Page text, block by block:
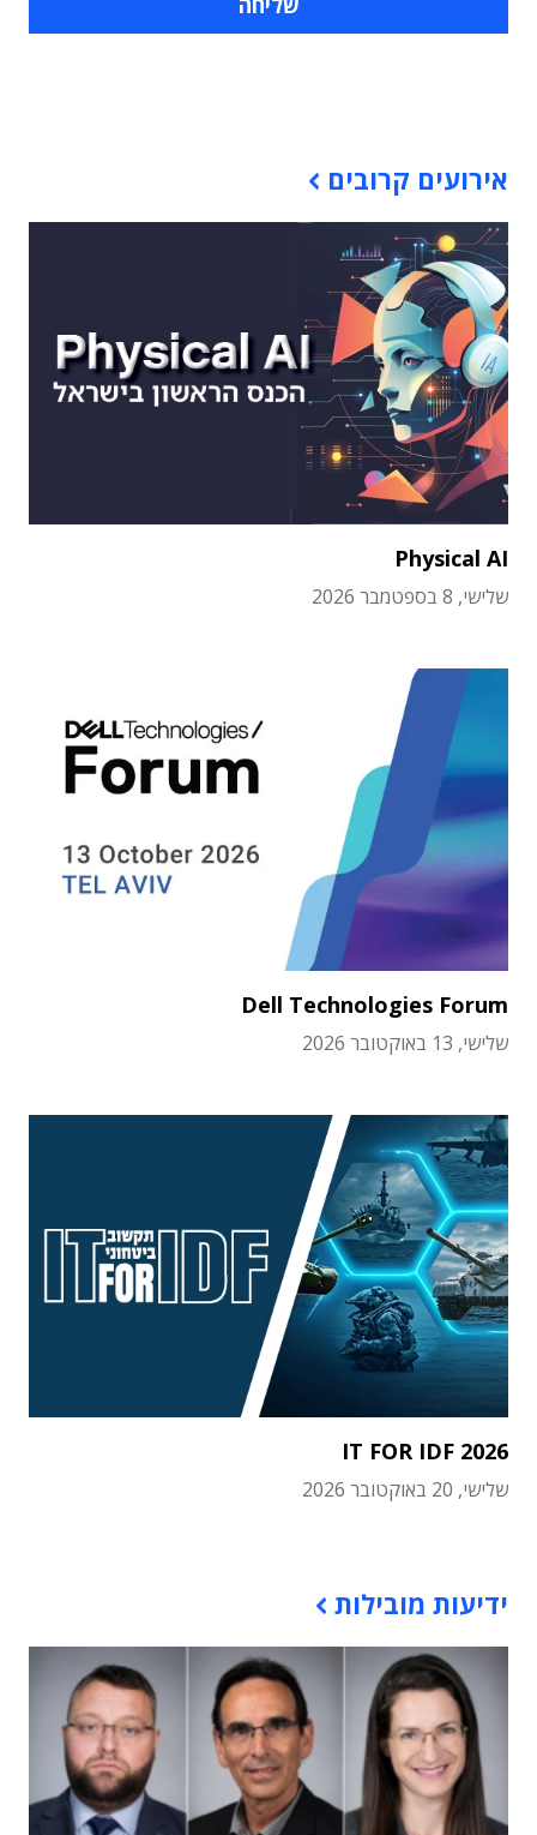
אירועים קרובים
Physical AI
שלישי, 8 בספטמבר 2026
Dell Technologies Forum
שלישי, 13 באוקטובר 2026
IT FOR IDF 2026
שלישי, 20 באוקטובר 2026
ידיעות מובילות